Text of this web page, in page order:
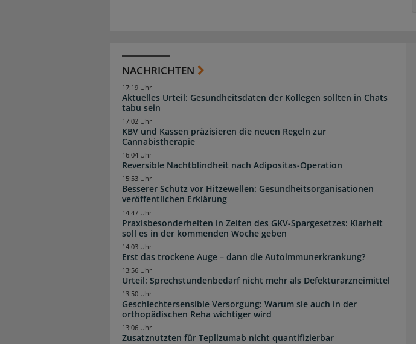
NACHRICHTEN
Aktuelles Urteil: Gesundheitsdaten der Kollegen sollten in Chats
tabu sein
17:19 Uhr
KBV und Kassen präzisieren die neuen Regeln zur
Cannabistherapie
17:02 Uhr
Reversible Nachtblindheit nach Adipositas-Operation
16:04 Uhr
Besserer Schutz vor Hitzewellen: Gesundheitsorganisationen
veröffentlichen Erklärung
15:53 Uhr
Praxisbesonderheiten in Zeiten des GKV-Spargesetzes: Klarheit
soll es in der kommenden Woche geben
14:47 Uhr
Erst das trockene Auge – dann die Autoimmunerkrankung?
14:03 Uhr
Urteil: Sprechstundenbedarf nicht mehr als Defekturarzneimittel
13:56 Uhr
Geschlechtersensible Versorgung: Warum sie auch in der
orthopädischen Reha wichtiger wird
13:50 Uhr
Zusatznutzten für Teplizumab nicht quantifizierbar
13:06 Uhr